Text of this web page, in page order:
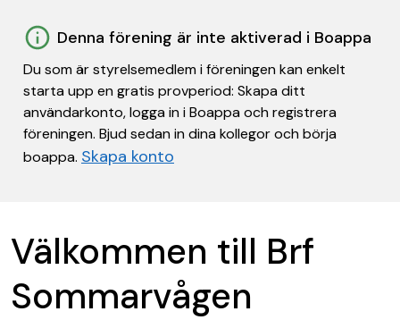
Denna förening är inte aktiverad i Boappa
Du som är styrelsemedlem i föreningen kan enkelt
starta upp en gratis provperiod: Skapa ditt
användarkonto, logga in i Boappa och registrera
föreningen. Bjud sedan in dina kollegor och börja
boappa. Skapa konto
Välkommen till Brf
Sommarvågen